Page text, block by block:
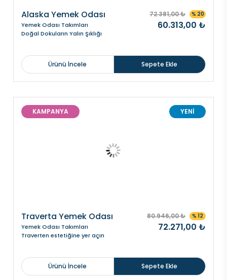
Alaska Yemek Odası
Yemek Odası Takımları
Doğal Dokuların Yalın Şıklığı
72.381,00 ₺ % 20
60.313,00 ₺
Ürünü İncele Sepete Ekle
KAMPANYA YENİ
Traverta Yemek Odası
Yemek Odası Takımları
Traverten estetiğine yer açın
80.946,00 ₺ % 12
72.271,00 ₺
Ürünü İncele Sepete Ekle